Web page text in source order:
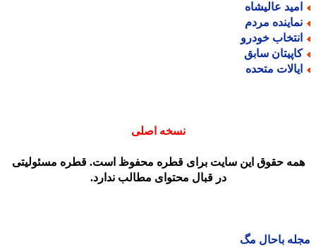
عالیشاه
مردم
خودرو
سابق
متحده
نسخه اصلی
حقوق این سایت برای قطره محفوظ است. قطره مسئولیتی
در قبال محتوای مطالب ندارد.
باحال مگ